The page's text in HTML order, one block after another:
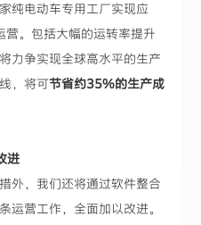
纯电动车专用工厂实现应
。包括大幅的运转率提升
力争实现全球高水平的生产
，将可节省约35%的生产成
进
外，我们还将通过软件整合
运营工作，全面加以改进。